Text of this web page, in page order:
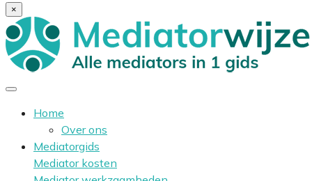
×
Home
Over ons
Mediatorgids
Mediator kosten